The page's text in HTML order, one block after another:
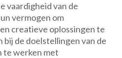
vaardigheid van de
vermogen om
creatieve oplossingen te
bij de doelstellingen van de
te werken met